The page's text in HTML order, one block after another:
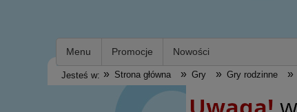
Menu Promocje Nowości
Jesteś w: » Strona główna » Gry » Gry rodzinne »